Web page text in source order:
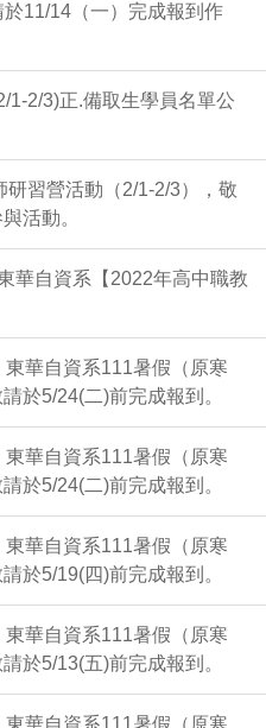
11/14（一）完成報到作
1-2/3)正.備取生學員名單公
研習營活動（2/1-2/3），敬
活動。
華自資系【2022年高中職教
東華自資系111暑假（原寒
於5/24(二)前完成報到。
東華自資系111暑假（原寒
於5/24(二)前完成報到。
東華自資系111暑假（原寒
於5/19(四)前完成報到。
東華自資系111暑假（原寒
於5/13(五)前完成報到。
東華自資系111暑假（原寒